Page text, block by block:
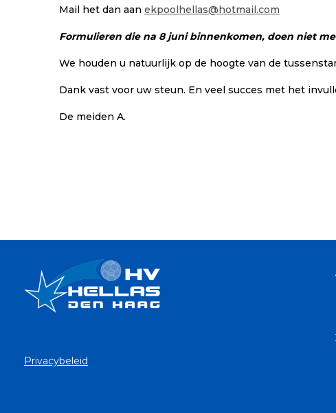
Mail het dan aan ekpoolhellas@hotmail.com
Formulieren die na 8 juni binnenkomen, doen niet
We houden u natuurlijk op de hoogte van de
Dank vast voor uw steun. En veel succes met het
De meiden A.
Privacybeleid